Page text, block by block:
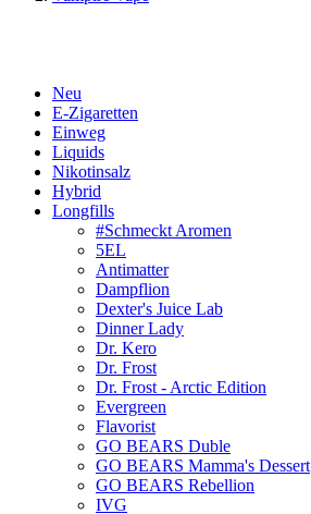
Neu
E-Zigaretten
Einweg
Liquids
Nikotinsalz
Hybrid
Longfills
#Schmeckt Aromen
5EL
Antimatter
Dampflion
Dexter's Juice Lab
Dinner Lady
Dr. Kero
Dr. Frost
Dr. Frost - Arctic Edition
Evergreen
Flavorist
GO BEARS Duble
GO BEARS Mamma's Dessert
GO BEARS Rebellion
IVG